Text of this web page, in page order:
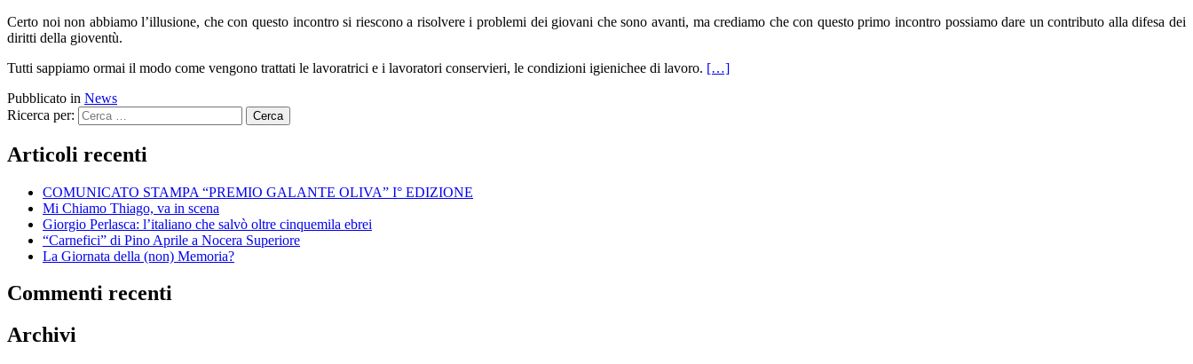
Certo noi non abbiamo l’illusione, che con questo incontro si riescono a risolvere i problemi dei giovani che sono avanti, ma crediamo che con questo primo incontro possiamo dare un contributo alla difesa dei
diritti della gioventù.
Tutti sappiamo ormai il modo come vengono trattati le lavoratrici e i lavoratori conservieri, le condizioni igienichee di lavoro. […]
Pubblicato in News
Ricerca per:
Articoli recenti
COMUNICATO STAMPA “PREMIO GALANTE OLIVA” I° EDIZIONE
Mi Chiamo Thiago, va in scena
Giorgio Perlasca: l’italiano che salvò oltre cinquemila ebrei
“Carnefici” di Pino Aprile a Nocera Superiore
La Giornata della (non) Memoria?
Commenti recenti
Archivi